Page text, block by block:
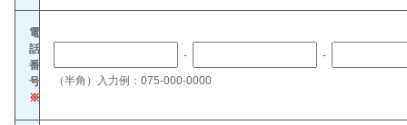
電
話
番
号
※
-
-
（半角）入力例：075-000-0000